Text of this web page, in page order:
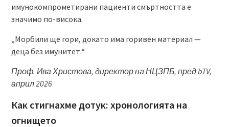
имунокомпрометирани пациенти смъртността е
значимо по-висока.
„Морбили ще гори, докато има горивен материал —
деца без имунитет.“
Проф. Ива Христова, директор на НЦЗПБ, пред bTV,
април 2026
Как стигнахме дотук: хронологията на
огнището